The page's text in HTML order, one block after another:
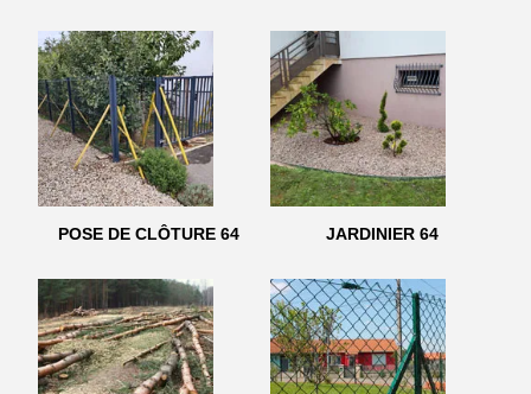
POSE DE CLÔTURE 64 JARDINIER 64